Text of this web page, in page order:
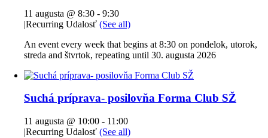
11 augusta @ 8:30 - 9:30
|Recurring Udalosť (See all)
An event every week that begins at 8:30 on pondelok, utorok,
streda and štvrtok, repeating until 30. augusta 2026
Suchá príprava- posilovňa Forma Club SŽ
11 augusta @ 10:00 - 11:00
|Recurring Udalosť (See all)